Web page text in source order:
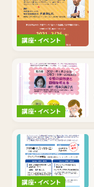
講座・イベント
講座・イベント
講座・イベント